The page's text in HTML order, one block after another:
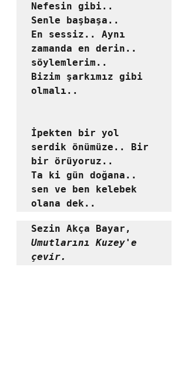
Nefesin gibi..
Senle başbaşa..
En sessiz.. Aynı
zamanda en derin..
söylemlerim..
Bizim şarkımız gibi
olmalı..
İpekten bir yol
serdik önümüze.. Bir
bir örüyoruz..
Ta ki gün doğana..
sen ve ben kelebek
Umutlarını Kuzey'e
çevir.